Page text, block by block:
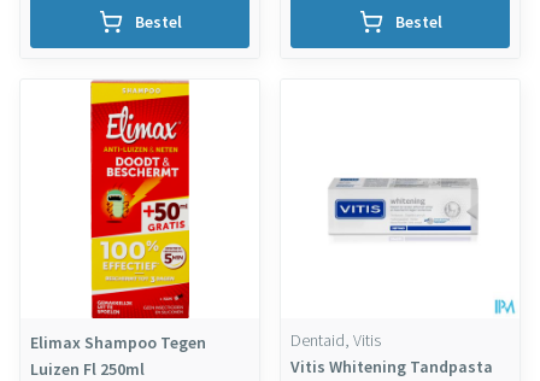
Bestel Bestel
Elimax Shampoo Tegen
Luizen Fl 250ml
Dentaid, Vitis
Vitis Whitening Tandpasta